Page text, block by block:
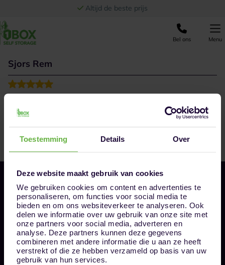
Toestemming Details Over
Deze website maakt gebruik van cookies
We gebruiken cookies om content en advertenties te
personaliseren, om functies voor social media te
bieden en om ons websiteverkeer te analyseren. Ook
delen we informatie over uw gebruik van onze site met
onze partners voor social media, adverteren en
analyse. Deze partners kunnen deze gegevens
combineren met andere informatie die u aan ze heeft
verstrekt of die ze hebben verzameld op basis van uw
gebruik van hun services.
Altijd de beste prijs
Bel ons Menu
Sjors Rem
Bel ons op 085 - 0161611
info@1box.nl
Volg ons